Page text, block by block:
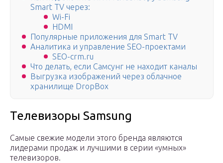
Smart TV через:
Wi-Fi
HDMI
Популярные приложения для Smart TV
Аналитика и управление SEO-проектами
SEO-crm.ru
Что делать, если Самсунг не находит каналы
Выгрузка изображений через облачное
хранилище DropBox
Телевизоры Samsung
Самые свежие модели этого бренда являются
лидерами продаж и лучшими в серии «умных»
телевизоров.